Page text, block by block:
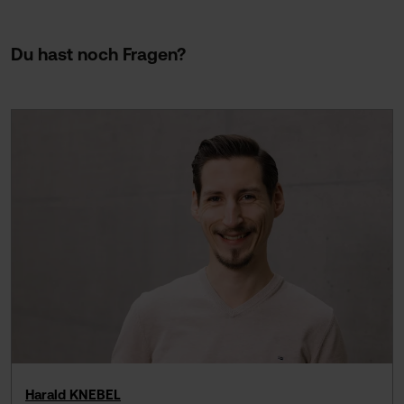
Du hast noch Fragen?
Harald KNEBEL